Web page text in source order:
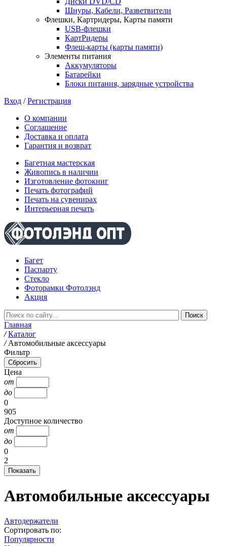
Шнуры, Кабели, Разветвители
Флешки, Картридеры, Карты памяти
USB-флешки
КартРидеры
Флеш-карты (карты памяти)
Элементы питания
Аккумуляторы
Батарейки
Блоки питания, зарядные устройства
Вход /Регистрация
О компании
Соглашение
Доставка и оплата
Гарантия и возврат
Багетная мастерская
Живопись в наличии
Изготовление фотокниг
Печать фотографий
Печать на сувенирах
Интерьерная печать
Багет
Паспарту
Стекло
Фоторамки Фотолэнд
Акция
Главная
/ Каталог
/ Автомобильные аксессуары
Фильтр
Цена
от
до
0
905
Доступное количество
от
до
0
2
Автомобильные аксессуары
Автодержатели
Сортировать по:
Популярности